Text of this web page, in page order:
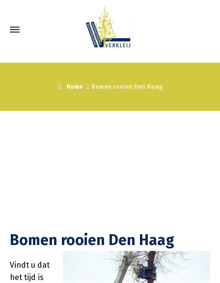
Home Bomen rooien Den Haag
Bomen rooien Den Haag
Vindt u dat
het tijd is